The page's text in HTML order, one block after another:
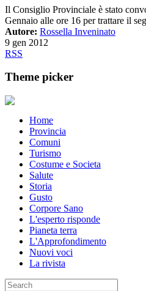
Il Consiglio Provinciale è stato
Gennaio alle ore 16 per trattare il
Autore: Rossella Inveninato
9 gen 2012
RSS
Theme picker
Home
Provincia
Comuni
Turismo
Costume e Societa
Salute
Storia
Gusto
Corpore Sano
L'esperto risponde
Pianeta terra
L'Approfondimento
Nuovi voci
La rivista